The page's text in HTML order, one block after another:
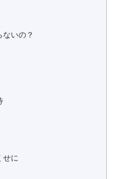
いの？
せに